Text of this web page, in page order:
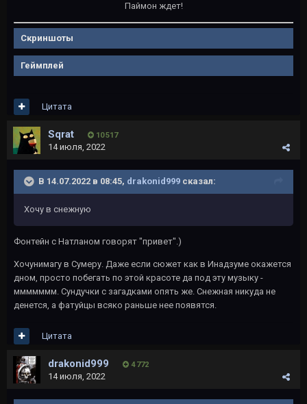
Паймон ждет!
Скриншоты
Геймплей
Цитата
Sqrat 10 517
14 июля, 2022
В 14.07.2022 в 08:45, drakonid999 сказал:
Хочу в снежную
Фонтейн с Натланом говорят "привет".)
Хочунимагу в Сумеру. Даже если сюжет как в Инадзуме окажется
дном, просто побегать по этой красоте да под эту музыку -
ммммммм. Сундучки с загадками опять же. Снежная никуда не
денется, а фатуйцы всяко раньше нее появятся.
Цитата
drakonid999 4 772
14 июля, 2022